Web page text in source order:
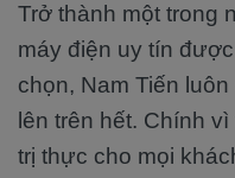
Trở thành một trong
máy điện uy tín
chọn, Nam Tiến
lên trên hết. Chính
trị thực cho mọi